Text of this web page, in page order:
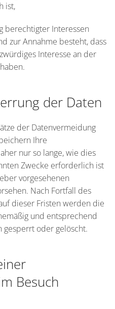
ist,
berechtigter Interessen
zur Annahme besteht, dass
Interesse an der
der Daten
der Datenvermeidung
Ihre
nur so lange, wie dies
Zwecke erforderlich ist
vorgesehenen
Nach Fortfall des
dieser Fristen werden die
und entsprechend
gesperrt oder gelöscht.
Besuch